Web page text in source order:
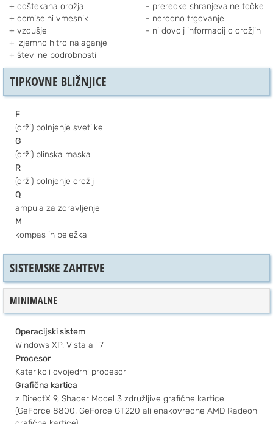
odštekana orožja
domiselni vmesnik
vzdušje
izjemno hitro nalaganje
številne podrobnosti
preredke shranjevalne točke
nerodno trgovanje
ni dovolj informacij o orožjih
TIPKOVNE BLIŽNJICE
F
(drži) polnjenje svetilke
G
(drži) plinska maska
R
(drži) polnjenje orožij
Q
ampula za zdravljenje
M
kompas in beležka
SISTEMSKE ZAHTEVE
MINIMALNE
Operacijski sistem
Windows XP, Vista ali 7
Procesor
Katerikoli dvojedrni procesor
Grafična kartica
z DirectX 9, Shader Model 3 združljive grafične kartice
(GeForce 8800, GeForce GT220 ali enakovredne AMD Radeon